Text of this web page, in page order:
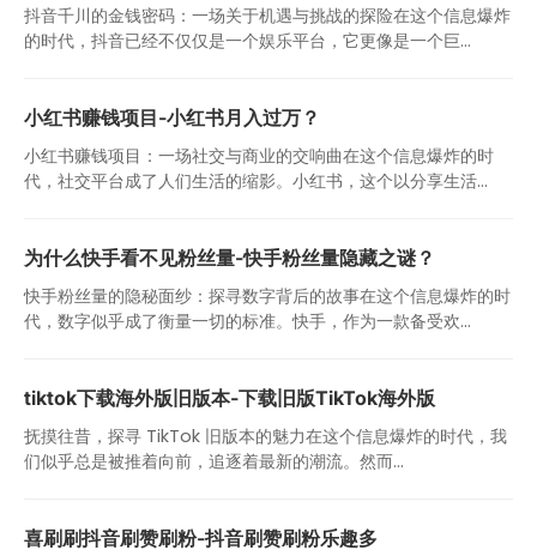
抖音千川的金钱密码：一场关于机遇与挑战的探险在这个信息爆炸
的时代，抖音已经不仅仅是一个娱乐平台，它更像是一个巨...
小红书赚钱项目-小红书月入过万？
小红书赚钱项目：一场社交与商业的交响曲在这个信息爆炸的时
代，社交平台成了人们生活的缩影。小红书，这个以分享生活...
为什么快手看不见粉丝量-快手粉丝量隐藏之谜？
快手粉丝量的隐秘面纱：探寻数字背后的故事在这个信息爆炸的时
代，数字似乎成了衡量一切的标准。快手，作为一款备受欢...
tiktok下载海外版旧版本-下载旧版TikTok海外版
抚摸往昔，探寻 TikTok 旧版本的魅力在这个信息爆炸的时代，我
们似乎总是被推着向前，追逐着最新的潮流。然而...
喜刷刷抖音刷赞刷粉-抖音刷赞刷粉乐趣多